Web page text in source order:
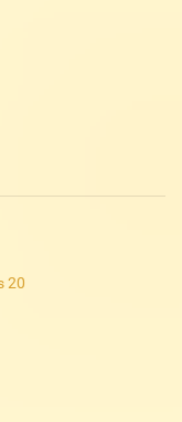
20